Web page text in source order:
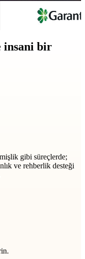
insani bir
gibi süreçlerde;
ve rehberlik desteği